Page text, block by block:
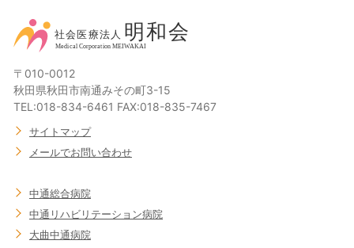
〒010-0012
秋田県秋田市南通みその町3-15
TEL:018-834-6461 FAX:018-835-7467
サイトマップ
メールでお問い合わせ
中通総合病院
中通リハビリテーション病院
大曲中通病院